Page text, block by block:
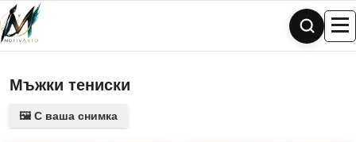
Skip
to
content
Мъжки тениски
🖼️ С ваша снимка